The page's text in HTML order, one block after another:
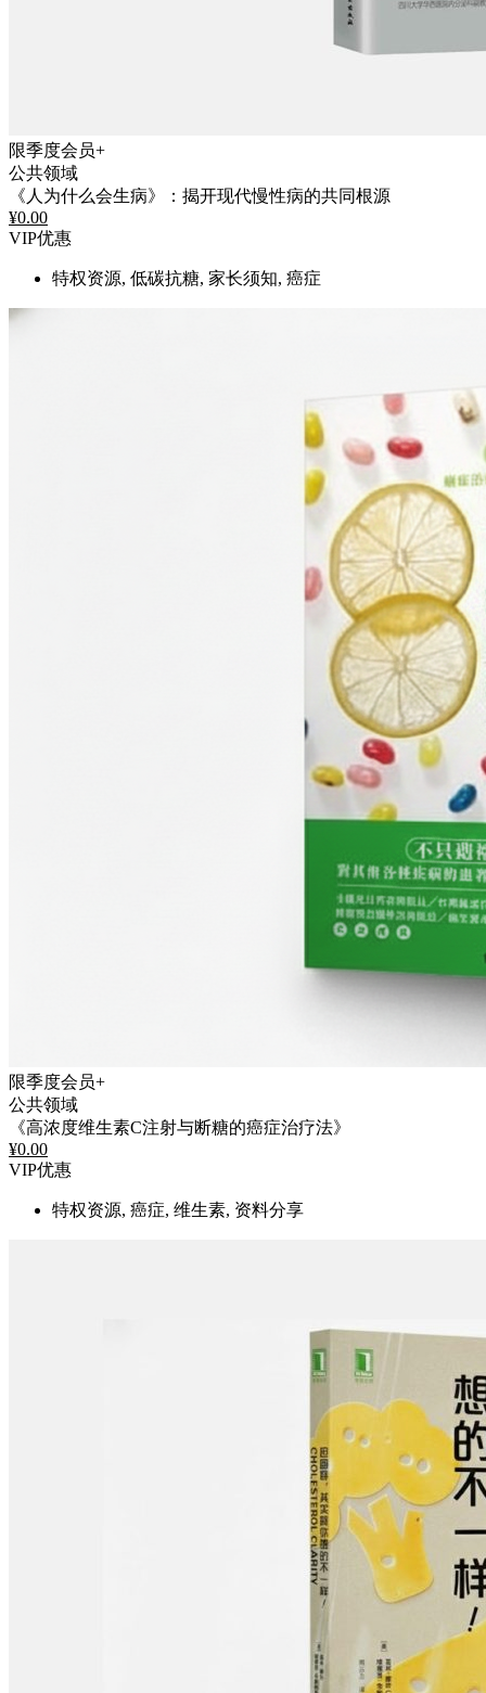
限季度会员+
公共领域
《人为什么会生病》：揭开现代慢性病的共同根源
¥0.00
VIP优惠
特权资源, 低碳抗糖, 家长须知, 癌症
限季度会员+
公共领域
《高浓度维生素C注射与断糖的癌症治疗法》
¥0.00
VIP优惠
特权资源, 癌症, 维生素, 资料分享